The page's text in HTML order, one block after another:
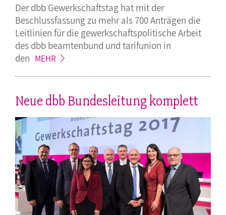
Der dbb Gewerkschaftstag hat mit der
Beschlussfassung zu mehr als 700 Anträgen die
Leitlinien für die gewerkschaftspolitische Arbeit
des dbb beamtenbund und tarifunion in
den MEHR
Neue dbb Bundesleitung komplett